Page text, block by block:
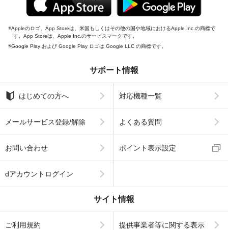
Appleのロゴ、App Storeは、米国もしくはその他の国や地域におけるApple Inc.の商標で
す。App Storeは、Apple Inc.のサービスマークです。
Google Play および Google Play ロゴは Google LLC の商標です。
サポート情報
はじめての方へ 対応機種一覧
メールサービス登録/解除 よくある質問
お問い合わせ ポイント表示設定
dアカウントログイン
サイト情報
ご利用規約 提供事業者等に関する表示